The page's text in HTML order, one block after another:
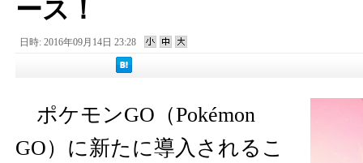
ース！
日時: 2016年09月14日 23:28
ポケモンGO（Pokémon
GO）に新たに導入されるこ